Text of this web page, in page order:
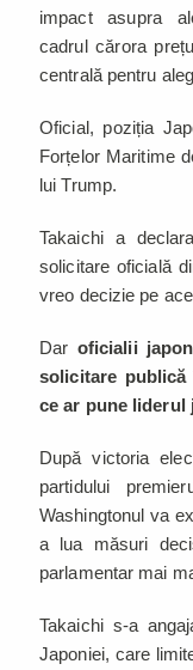
impact asupra
cadrul cărora
centrală pentru
Oficial, poziția
Forțelor Maritime
lui Trump.
Takaichi a
solicitare oficială
vreo decizie pe
Dar oficialii
solicitare
ce ar pune
După victoria
partidului
Washingtonul va
a lua măsuri
parlamentar mai
Takaichi s-a
Japoniei, care